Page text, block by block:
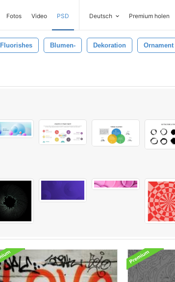
Fotos Video PSD Deutsch Premium holen
Fluorishes Blumen- Dekoration Ornament